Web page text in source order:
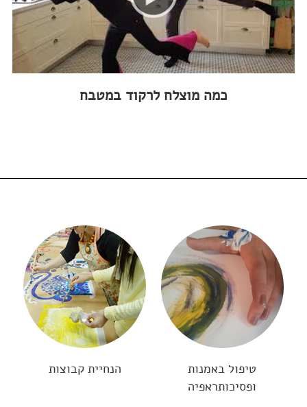
כמה מוצלח לרקוד במטבח
טיפול באמנות
ופסיכותראפיה
הנחיית קבוצות